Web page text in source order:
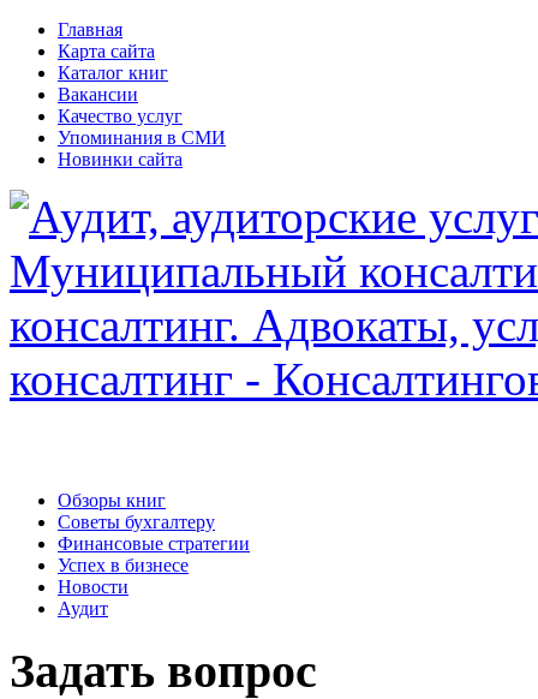
Главная
Карта сайта
Каталог книг
Вакансии
Качество услуг
Упоминания в СМИ
Новинки сайта
Обзоры книг
Советы бухгалтеру
Финансовые стратегии
Успех в бизнесе
Новости
Аудит
Задать вопрос